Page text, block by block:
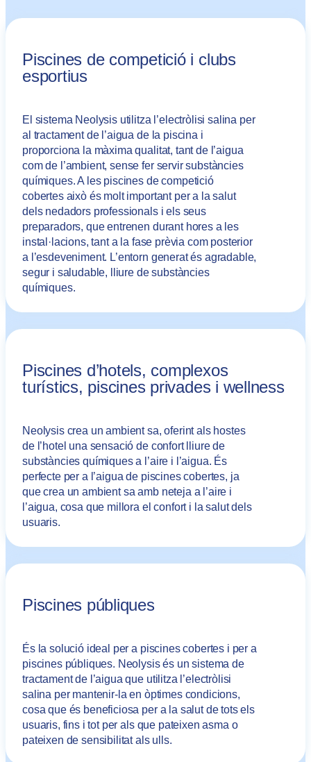
Piscines de competició i clubs
esportius
El sistema Neolysis utilitza l’electròlisi salina per
al tractament de l’aigua de la piscina i
proporciona la màxima qualitat, tant de l’aigua
com de l’ambient, sense fer servir substàncies
químiques. A les piscines de competició
cobertes això és molt important per a la salut
dels nedadors professionals i els seus
preparadors, que entrenen durant hores a les
instal·lacions, tant a la fase prèvia com posterior
a l’esdeveniment. L’entorn generat és agradable,
segur i saludable, lliure de substàncies
químiques.
Piscines d’hotels, complexos
turístics, piscines privades i wellness
Neolysis crea un ambient sa, oferint als hostes
de l’hotel una sensació de confort lliure de
substàncies químiques a l’aire i l’aigua. És
perfecte per a l’aigua de piscines cobertes, ja
que crea un ambient sa amb neteja a l’aire i
l’aigua, cosa que millora el confort i la salut dels
usuaris.
Piscines públiques
És la solució ideal per a piscines cobertes i per a
piscines públiques. Neolysis és un sistema de
tractament de l’aigua que utilitza l’electròlisi
salina per mantenir-la en òptimes condicions,
cosa que és beneficiosa per a la salut de tots els
usuaris, fins i tot per als que pateixen asma o
pateixen de sensibilitat als ulls.